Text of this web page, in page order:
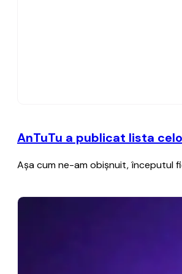
AnTuTu a publicat lista
Aşa cum ne-am obişnuit, începutul